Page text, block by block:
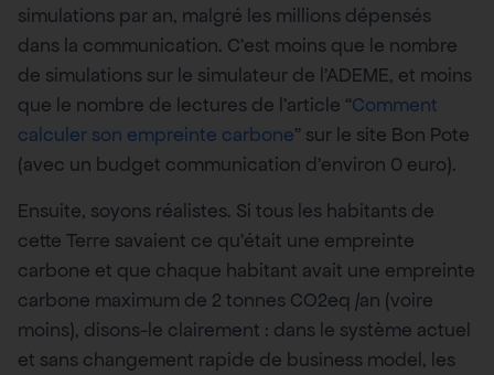
simulations par an, malgré les millions dépensés
dans la communication. C’est moins que le nombre
de simulations sur le simulateur de l’ADEME, et moins
que le nombre de lectures de l’article “Comment
calculer son empreinte carbone” sur le site Bon Pote
(avec un budget communication d’environ 0 euro).
Ensuite, soyons réalistes. Si tous les habitants de
cette Terre savaient ce qu’était une empreinte
carbone et que chaque habitant avait une empreinte
carbone maximum de 2 tonnes CO2eq /an (voire
moins), disons-le clairement : dans le système actuel
et sans changement rapide de business model, les